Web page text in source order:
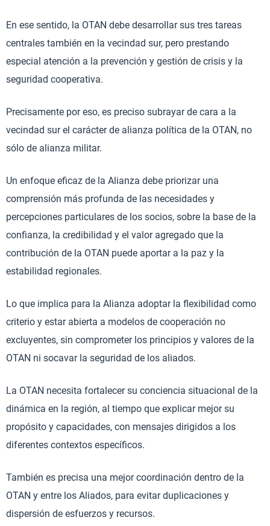
En ese sentido, la OTAN debe desarrollar sus tres tareas
centrales también en la vecindad sur, pero prestando
especial atención a la prevención y gestión de crisis y la
seguridad cooperativa.
Precisamente por eso, es preciso subrayar de cara a la
vecindad sur el carácter de alianza política de la OTAN, no
sólo de alianza militar.
Un enfoque eficaz de la Alianza debe priorizar una
comprensión más profunda de las necesidades y
percepciones particulares de los socios, sobre la base de la
confianza, la credibilidad y el valor agregado que la
contribución de la OTAN puede aportar a la paz y la
estabilidad regionales.
Lo que implica para la Alianza adoptar la flexibilidad como
criterio y estar abierta a modelos de cooperación no
excluyentes, sin comprometer los principios y valores de la
OTAN ni socavar la seguridad de los aliados.
La OTAN necesita fortalecer su conciencia situacional de la
dinámica en la región, al tiempo que explicar mejor su
propósito y capacidades, con mensajes dirigidos a los
diferentes contextos específicos.
También es precisa una mejor coordinación dentro de la
OTAN y entre los Aliados, para evitar duplicaciones y
dispersión de esfuerzos y recursos.